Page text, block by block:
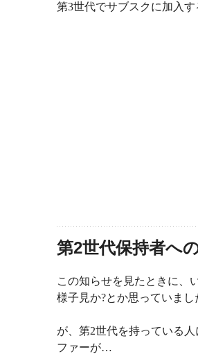
第3世代でサブスクに加入
第2世代保持者へ
この知らせを見たときに、
様子見か?とか思っていまし
が、第2世代を持っている
ファーが…